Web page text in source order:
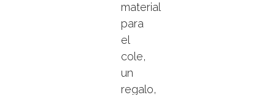
material
para
el
cole,
un
regalo,